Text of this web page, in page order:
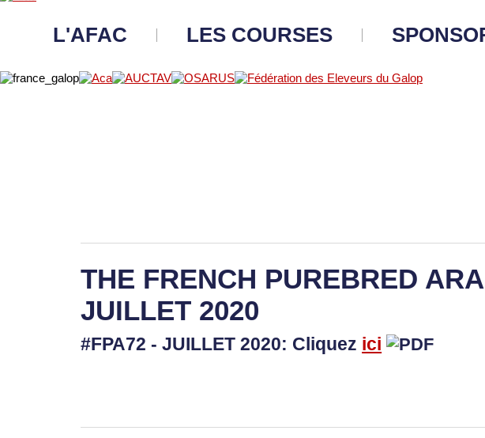
L'AFAC LES COURSES
THE FRENCH PUREBRED
JUILLET 2020
#FPA72 - JUILLET 2020: Cliquez ici